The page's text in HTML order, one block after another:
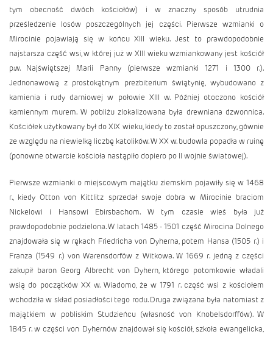
tym obecność dwóch kościołów) i w znaczny sposób utrudnia
prześledzenie losów poszczególnych jej części. Pierwsze wzmianki o
Mirocinie pojawiają się w końcu XIII wieku.Jest to prawdopodobnie
najstarsza część wsi, w której już w XIII wieku wzmiankowany jest kościół
p.w. Najświętszej Marii Panny (pierwsze wzmianki 1271 i 1300 r.).
Jednonawową z prostokątnym prezbiterium świątynię, wybudowano z
kamienia i rudy darniowej w połowie XIII w. Później otoczono kościół
kamiennym murem. W pobliżu zlokalizowana była drewniana dzwonnica.
Kościółek użytkowany był do XIX wieku, kiedy to został opuszczony, gównie
ze względu na niewielką liczbę katolików. W XX w. budowla popadła w ruinę
(ponowne otwarcie kościoła nastąpiło dopiero po II wojnie światowej).
Pierwsze wzmianki o miejscowym majątku ziemskim pojawiły się w 1468
r., kiedy Otton von Kittlitz sprzedał swoje dobra w Mirocinie braciom
Nickelowi i Hansowi Ebirsbachom. W tym czasie wieś była już
prawdopodobnie podzielona. W latach 1485 - 1501 część Mirocina Dolnego
znajdowała się w rękach Friedricha von Dyherna, potem Hansa (1505 r.) i
Franza (1549 r.) von Warensdorfów z Witkowa. W 1669 r. jedną z części
zakupił baron Georg Albrecht von Dyhern, którego potomkowie władali
wsią do początków XX w. Wiadomo, że w 1791 r. część wsi z kościołem
wchodziła w skład posiadłości tego rodu. Druga związana była natomiast z
majątkiem w pobliskim Studzieńcu (własność von Knobelsdorffów). W
1845 r. w części von Dyhernów znajdował się kościół, szkoła ewangelicka,